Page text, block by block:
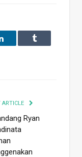
LinkedIn Tumblr
ARTICLE
Ryan